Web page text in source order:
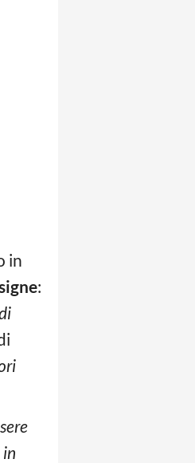
in
:
in